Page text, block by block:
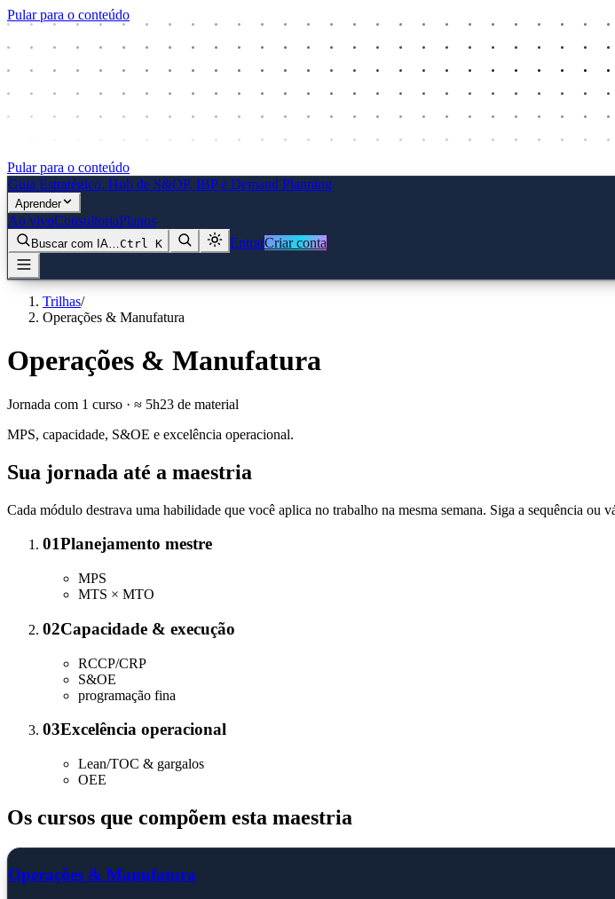
Pular para o conteúdo
Pular para o conteúdo
Guia Estratégico, Hub de S&OP, IBP e Demand Planning
Aprender
Ao vivoConsultoriaPlanos
Buscar com IA…Ctrl K EntrarCriar conta
Trilhas/
Operações & Manufatura
Operações & Manufatura
Jornada com 1 curso · ≈ 5h23 de material
MPS, capacidade, S&OE e excelência operacional.
Sua jornada até a maestria
Cada módulo destrava uma habilidade que você aplica no trabalho na mesma semana. Siga a sequência ou
01Planejamento mestre
MPS
MTS × MTO
02Capacidade & execução
RCCP/CRP
S&OE
programação fina
03Excelência operacional
Lean/TOC & gargalos
OEE
Os cursos que compõem esta maestria
Operações & Manufatura